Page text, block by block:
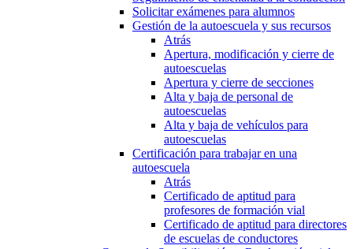
Solicitar exámenes para alumnos
Gestión de la autoescuela y sus recursos
Atrás
Apertura, modificación y cierre de
autoescuelas
Apertura y cierre de secciones
Alta y baja de personal de
autoescuelas
Alta y baja de vehículos para
autoescuelas
Certificación para trabajar en una
autoescuela
Atrás
Certificado de aptitud para
profesores de formación vial
Certificado de aptitud para directores
de escuelas de conductores